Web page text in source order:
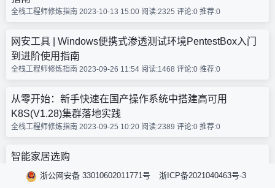
全栈工程师修炼指南 2023-10-13 15:00 阅读:2325 评论:0 推荐:0
网安工具 | Windows便携式渗透测试环境PentestBox入门
到进阶使用指南
全栈工程师修炼指南 2023-09-26 11:54 阅读:1468 评论:0 推荐:0
从零开始：新手快速在国产操作系统中搭建高可用
K8S(V1.28)集群落地实践
全栈工程师修炼指南 2023-09-25 10:20 阅读:2389 评论:0 推荐:0
智能家居选购
全栈工程师修炼指南 2023-09-07 15:51
浙公网安备 33010602011771号 浙ICP备2021040463号-3